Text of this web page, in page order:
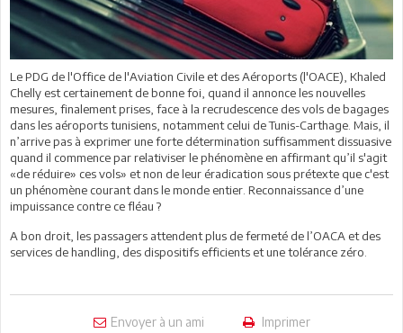
Le PDG de l'Office de l'Aviation Civile et des Aéroports (l'OACE), Khaled
Chelly est certainement de bonne foi, quand il annonce les nouvelles
mesures, finalement prises, face à la recrudescence des vols de bagages
dans les aéroports tunisiens, notamment celui de Tunis-Carthage. Mais, il
n’arrive pas à exprimer une forte détermination suffisamment dissuasive
quand il commence par relativiser le phénomène en affirmant qu’il s'agit
«de réduire» ces vols» et non de leur éradication sous prétexte que c'est
un phénomène courant dans le monde entier. Reconnaissance d’une
impuissance contre ce fléau ?
A bon droit, les passagers attendent plus de fermeté de l’OACA et des
services de handling, des dispositifs efficients et une tolérance zéro.
Envoyer à un ami Imprimer